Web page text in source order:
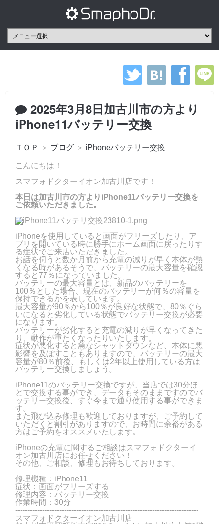
2025年3月8日加古川市の方より
iPhone11バッテリー交換
ＴＯＰ ＞ ブログ ＞ iPhoneバッテリー交換
こんにちは！
スマフォドクターイオン加古川店です！
本日は加古川市の方よりiPhone11バッテリー交換を
ご依頼いただきました。
iPhoneを使用していると画面がフリーズしたり、ア
プリを開いている時に勝手にホーム画面に戻ったりす
る症状でご来店いただきました。
お話を伺うと数か月前から充電の減りが早く本体が熱
くなる時があるそうで、バッテリーの最大容量を確認
すると77％になっていました。
バッテリーの最大容量とは、新品のバッテリーを
100％とした場合、現在のバッテリーが何％の容量を
保持できるかを表しています。
最大容量が90％から100％が良好な状態で、80％ぐら
いになると劣化している状態でバッテリー交換が必要
になります。
バッテリーが劣化すると充電の減りが早くなってきた
り、動作が重たくなったりいたします。
症状が悪化すると急なシャットダウンなど、本体に悪
影響を及ぼすこともありますので、バッテリーの最大
容量が80％前後、もしくは2年以上使用している方は
バッテリー交換しましょう。
iPhone11のバッテリー交換ですが、当店では30分ほ
どで交換する事ができ、データもそのままですのでバ
ッテリー交換後、すぐ今まで通り使用する事ができま
す。
また飛び込み修理も歓迎しておりますが、ご予約して
いただくと割引がありますので、お時間に余裕がある
方はご予約をオススメいたします。
iPhoneの充電に関するご相談はスマフォドクターイ
オン加古川店にお任せください！
その他、ご相談、修理もお待ちしております。
修理機種：iPhone11
症状：画面がフリーズする
修理内容：バッテリー交換
作業時間：30分
---------------------------------------------------------------------------
スマフォドクターイオン加古川店